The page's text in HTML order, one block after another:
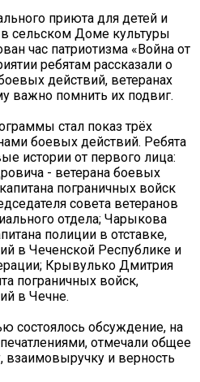
приюта для детей и
сельском Доме культуры
час патриотизма «Война от
ребятам рассказали о
действий, ветеранах
важно помнить их подвиг.
стал показ трёх
боевых действий. Ребята
истории от первого лица:
- ветерана боевых
пограничных войск
совета ветеранов
отдела; Чарыкова
полиции в отставке,
в Чеченской Республике и
Крывулько Дмитрия
пограничных войск,
в Чечне.
состоялось обсуждение, на
отмечали общее
взаимовыручку и верность